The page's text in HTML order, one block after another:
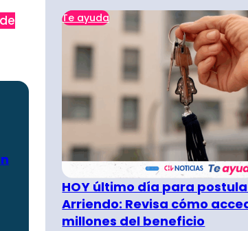
Te ayuda
HOY último día para
Arriendo: Revisa cómo
millones del beneficio